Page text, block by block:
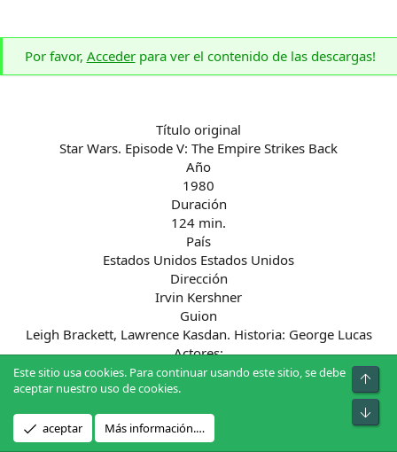
Por favor, Accederpara ver el contenido de las descargas!
Título original
Star Wars. Episode V: The Empire Strikes Back
Año
1980
Duración
124 min.
País
Estados Unidos Estados Unidos
Dirección
Irvin Kershner
Guion
Leigh Brackett, Lawrence Kasdan. Historia: George Lucas
Actores:
Mark Hamill, Harrison Ford, Carrie Fisher, Billy Dee Williams,
Anthony Daniels, David Prowse, Peter Mayhew, Kenny
Baker, Frank Oz, Alec Guinness, Jeremy Bulloch, John Hollis,
Jack Purvis, Des Webb, Clive Revill, Kenneth Colley, Julian
Glover, Michael Sheard.
Este sitio usa cookies. Para continuar usando este sitio, se debe
aceptar nuestro uso de cookies.
aceptar Más información.…